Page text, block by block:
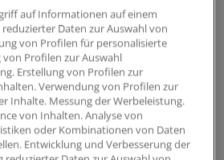
durch lange
dieser kritisch kranken
bedingt durch die anhaltende
schweren Endorganschäden und
auf Informationen auf einem
Daten zur Auswahl von
von Profilen für personalisierte
Profilen zur Auswahl
Erstellung von Profilen zur
Verwendung von Profilen zur
Inhalte. Messung der Werbeleistung.
von Inhalten. Analyse von
oder Kombinationen von Daten
Entwicklung und Verbesserung der